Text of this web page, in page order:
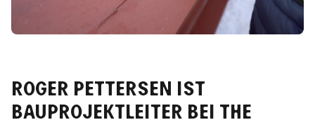
Roger Pettersen ist
Bauprojektleiter bei The